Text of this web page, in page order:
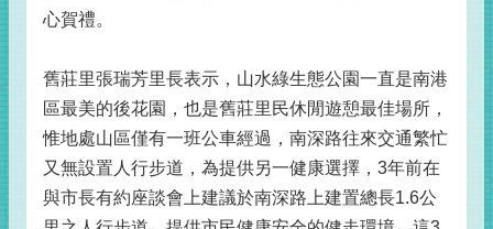
心賀禮。
舊莊里張瑞芳里長表示，山水綠生態公園一直是南港
區最美的後花園，也是舊莊里民休閒遊憩最佳場所，
惟地處山區僅有一班公車經過，南深路往來交通繁忙
又無設置人行步道，為提供另一健康選擇，3年前在
與市長有約座談會上建議於南深路上建置總長1.6公